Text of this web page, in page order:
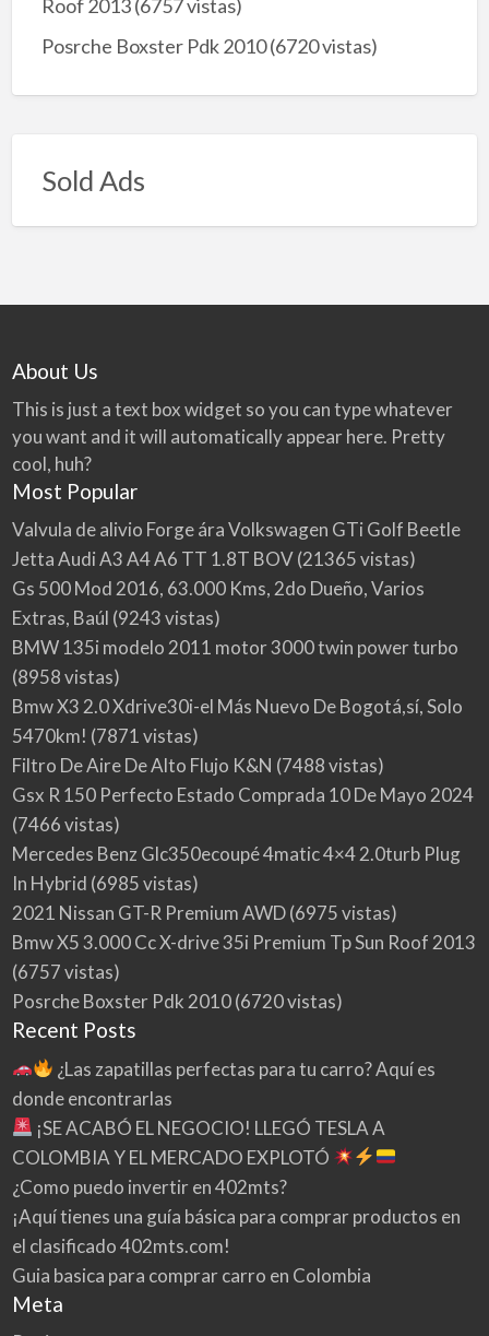
Roof 2013(6757 vistas)
Posrche Boxster Pdk 2010(6720 vistas)
Sold Ads
About Us
This is just a text box widget so you can type whatever
you want and it will automatically appear here. Pretty
cool, huh?
Most Popular
Valvula de alivio Forge ára Volkswagen GTi Golf Beetle
Jetta Audi A3 A4 A6 TT 1.8T BOV(21365 vistas)
Gs 500 Mod 2016, 63.000 Kms, 2do Dueño, Varios
Extras, Baúl (9243 vistas)
BMW 135i modelo 2011 motor 3000 twin power turbo
(8958 vistas)
Bmw X3 2.0 Xdrive30i-el Más Nuevo De Bogotá,sí, Solo
5470km! (7871 vistas)
Filtro De Aire De Alto Flujo K&N (7488 vistas)
Gsx R 150 Perfecto Estado Comprada 10 De Mayo 2024
(7466 vistas)
Mercedes Benz Glc350ecoupé 4matic 4×4 2.0turb Plug
In Hybrid (6985 vistas)
2021 Nissan GT-R Premium AWD(6975 vistas)
Bmw X5 3.000 Cc X-drive 35i Premium Tp Sun Roof 2013
(6757 vistas)
Posrche Boxster Pdk 2010(6720 vistas)
Recent Posts
¿Las zapatillas perfectas para tu carro? Aquí es
donde encontrarlas
¡SE ACABÓ EL NEGOCIO! LLEGÓ TESLA A
COLOMBIA Y EL MERCADO EXPLOTÓ
¿Como puedo invertir en 402mts?
¡Aquí tienes una guía básica para comprar productos en
el clasificado 402mts.com!
Guia basica para comprar carro en Colombia
Meta